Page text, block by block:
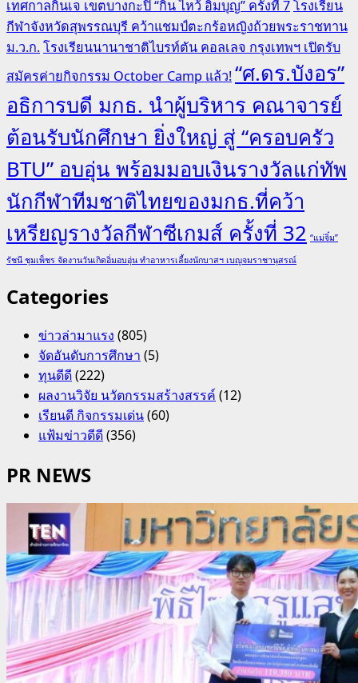
เทศกาลกินเจ เขตบางกะปิ “กิน ไหว้ อิ่มบุญ” ครั้งที่ 7โรงเรียน
กีฬาจังหวัดสุพรรณบุรี คว้าแชมป์ตะกร้อหญิงถ้วยพระราชทาน
ม.ว.ก.โรงเรียนนานาชาติไบรท์ตัน คอลเลจ กรุงเทพฯ เปิดรับ
สมัครค่ายกิจกรรม October Camp แล้ว!“ศ.ดร.บังอร”
อธิการบดี มกธ. นำผู้บริหาร คณาจารย์
ต้อนรับนักศึกษา ยิ่งใหญ่ สู่ “ครอบครัว
BTU” อบอุ่น พร้อมมอบเงินรางวัลแก่ทัพ
นักกีฬาทีมชาติไทยของมกธ.ที่คว้า
เหรียญรางวัลกีฬาซีเกมส์ ครั้งที่ 32 “แม่จิ๋ม”
รัชนี ชุมเพ็ชร จัดงานวันเกิดอิ่มอบอุ่น ทำอาหารเลี้ยงนักบาสฯ เบญจมราชานุสรณ์
Categories
ข่าวล่ามาแรง (805)
จัดอันดับการศึกษา (5)
ทุนดีดี(222)
ผลงานวิจัย นวัตกรรมสร้างสรรค์(12)
เรียนดี กิจกรรมเด่น(60)
แฟ้มข่าวดีดี(356)
PR NEWS